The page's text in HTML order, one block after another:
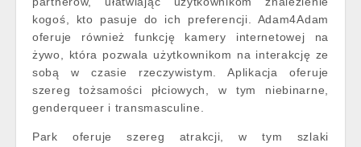
kogoś, kto pasuje do ich preferencji. Adam4Adam
oferuje również funkcję kamery internetowej na
żywo, która pozwala użytkownikom na interakcję ze
sobą w czasie rzeczywistym. Aplikacja oferuje
szereg tożsamości płciowych, w tym niebinarne,
genderqueer i transmasculine.
Park oferuje szereg atrakcji, w tym szlaki